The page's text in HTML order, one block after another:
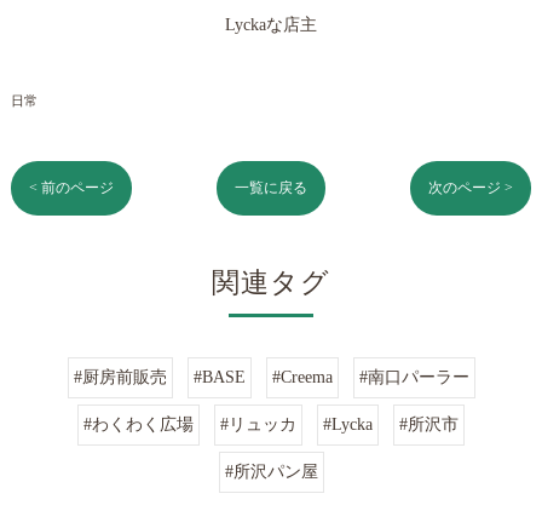
Lyckaな店主
日常
< 前のページ 一覧に戻る 次のページ >
関連タグ
#厨房前販売 #BASE #Creema #南口パーラー
#わくわく広場 #リュッカ #Lycka #所沢市
#所沢パン屋